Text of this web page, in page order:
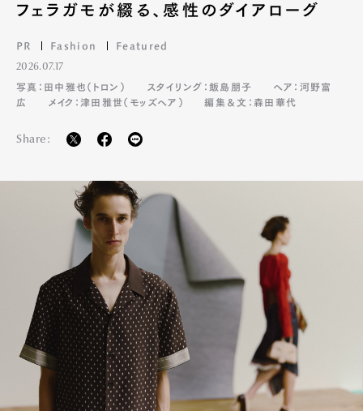
Art&Design
Fashion
GourmetCars
ProductCultureLifestyle
Pen Membership
Magazine
Official Columnist
About
Contact
フェラガモが綴る、感性のダイアローグ
PR Fashion Featured
2026.07.17
写真：田中雅也（トロン）
スタイリング：飯島朋子
ヘア：河野富
広
メイク：津田雅世（モッズヘア） 編集＆文：森田華代
Share: